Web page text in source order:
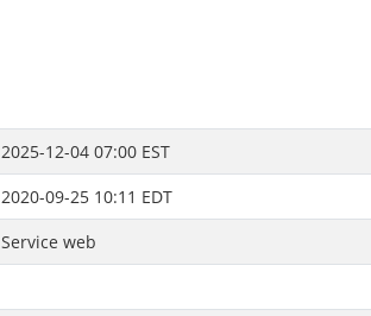
2025-12-04 07:00 EST
2020-09-25 10:11 EDT
Service web